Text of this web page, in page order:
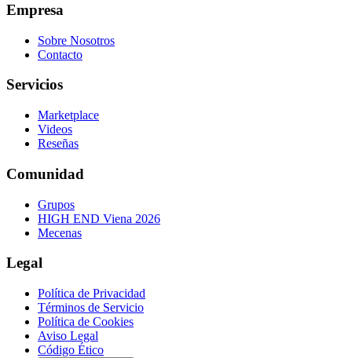
Empresa
Sobre Nosotros
Contacto
Servicios
Marketplace
Videos
Reseñas
Comunidad
Grupos
HIGH END Viena 2026
Mecenas
Legal
Política de Privacidad
Términos de Servicio
Política de Cookies
Aviso Legal
Código Ético